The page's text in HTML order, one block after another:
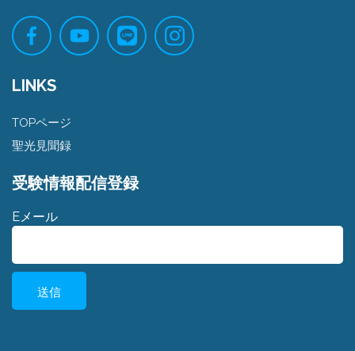
LINKS
TOPページ
聖光見聞録
受験情報配信登録
Eメール